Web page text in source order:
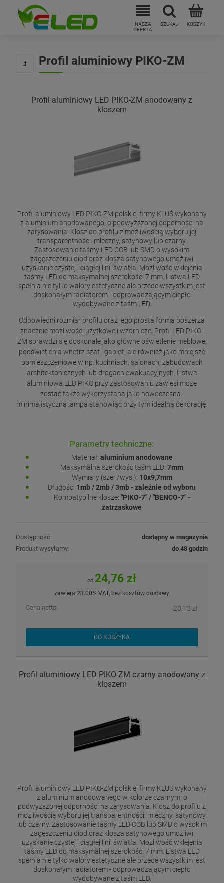
Profil aluminiowy PIKO-ZM
Profil aluminiowy LED PIKO-ZM anodowany z
kloszem
Profil aluminiowy LED PIKO-ZM polskiej firmy KLUŚ wykonany
z aluminium anodowanego, o podwyższonej odporności na
zarysowania. Klosz do profilu z możliwością wyboru jej
transparentności: mleczny, satynowy lub czarny.
Zastosowanie taśmy LED COB lub SMD o wysokim
zagęszczeniu diod oraz klosza satynowego umożliwi
uzyskanie czystej i ciągłej linii światła. Możliwość wklejenia
taśmy LED do maksymalnej szerokości 7 mm. Listwa LED
spełnia nie tylko walory estetyczne ale przede wszystkim jest
doskonałym radiatorem - odprowadzającym ciepło
wydobywane z taśm LED.
Odpowiedni rozmiar profilu oraz jego prosta forma poszerza
znacznie możliwości użytkowe i wzornicze. Profil LED PIKO-
ZM sprawdzi się doskonale jako główne oświetlenie meblowe,
podświetlenia wnętrz szaf i gablot, ale również jako mniejsze
pomieszczeniowe w np. kuchniach, salonach, zabudowach
architektonicznych lub drogach ewakuacyjnych. Listwa
aluminiowa LED PIKO przy zastosowaniu zawiesi może
zostać także wykorzystana jako nowoczesna i
minimalistyczna lampa stanowiąc przy tym idealną dekorację.
Parametry techniczne:
Materiał: aluminium anodowane
Maksymalna szerokość taśm LED: 7mm
Wymiary (szer./wys.): 10x9,7mm
Długość: 1mb / 2mb / 3mb - zależnie od wyboru
Kompatybilne klosze: "PIKO-7" / "BENCO-7" -
zatrzaskowe
Dostępność:
dostępny w magazynie
Produkt wysyłamy:
do 48 godzin
od 24,76 zł
zawiera 23.00% VAT, bez kosztów dostawy
Cena netto: 20,13 zł
DO KOSZYKA
Profil aluminiowy LED PIKO-ZM czarny anodowany z
kloszem
Profil aluminiowy LED PIKO-ZM polskiej firmy KLUŚ wykonany
z aluminium anodowanego w kolorze czarnym, o
podwyższonej odporności na zarysowania. Klosz do profilu z
możliwością wyboru jej transparentności: mleczny, satynowy
lub czarny. Zastosowanie taśmy LED COB lub SMD o wysokim
zagęszczeniu diod oraz klosza satynowego umożliwi
uzyskanie czystej i ciągłej linii światła. Możliwość wklejenia
taśmy LED do maksymalnej szerokości 7 mm. Listwa LED
spełnia nie tylko walory estetyczne ale przede wszystkim jest
doskonałym radiatorem - odprowadzającym ciepło
wydobywane z taśm LED.